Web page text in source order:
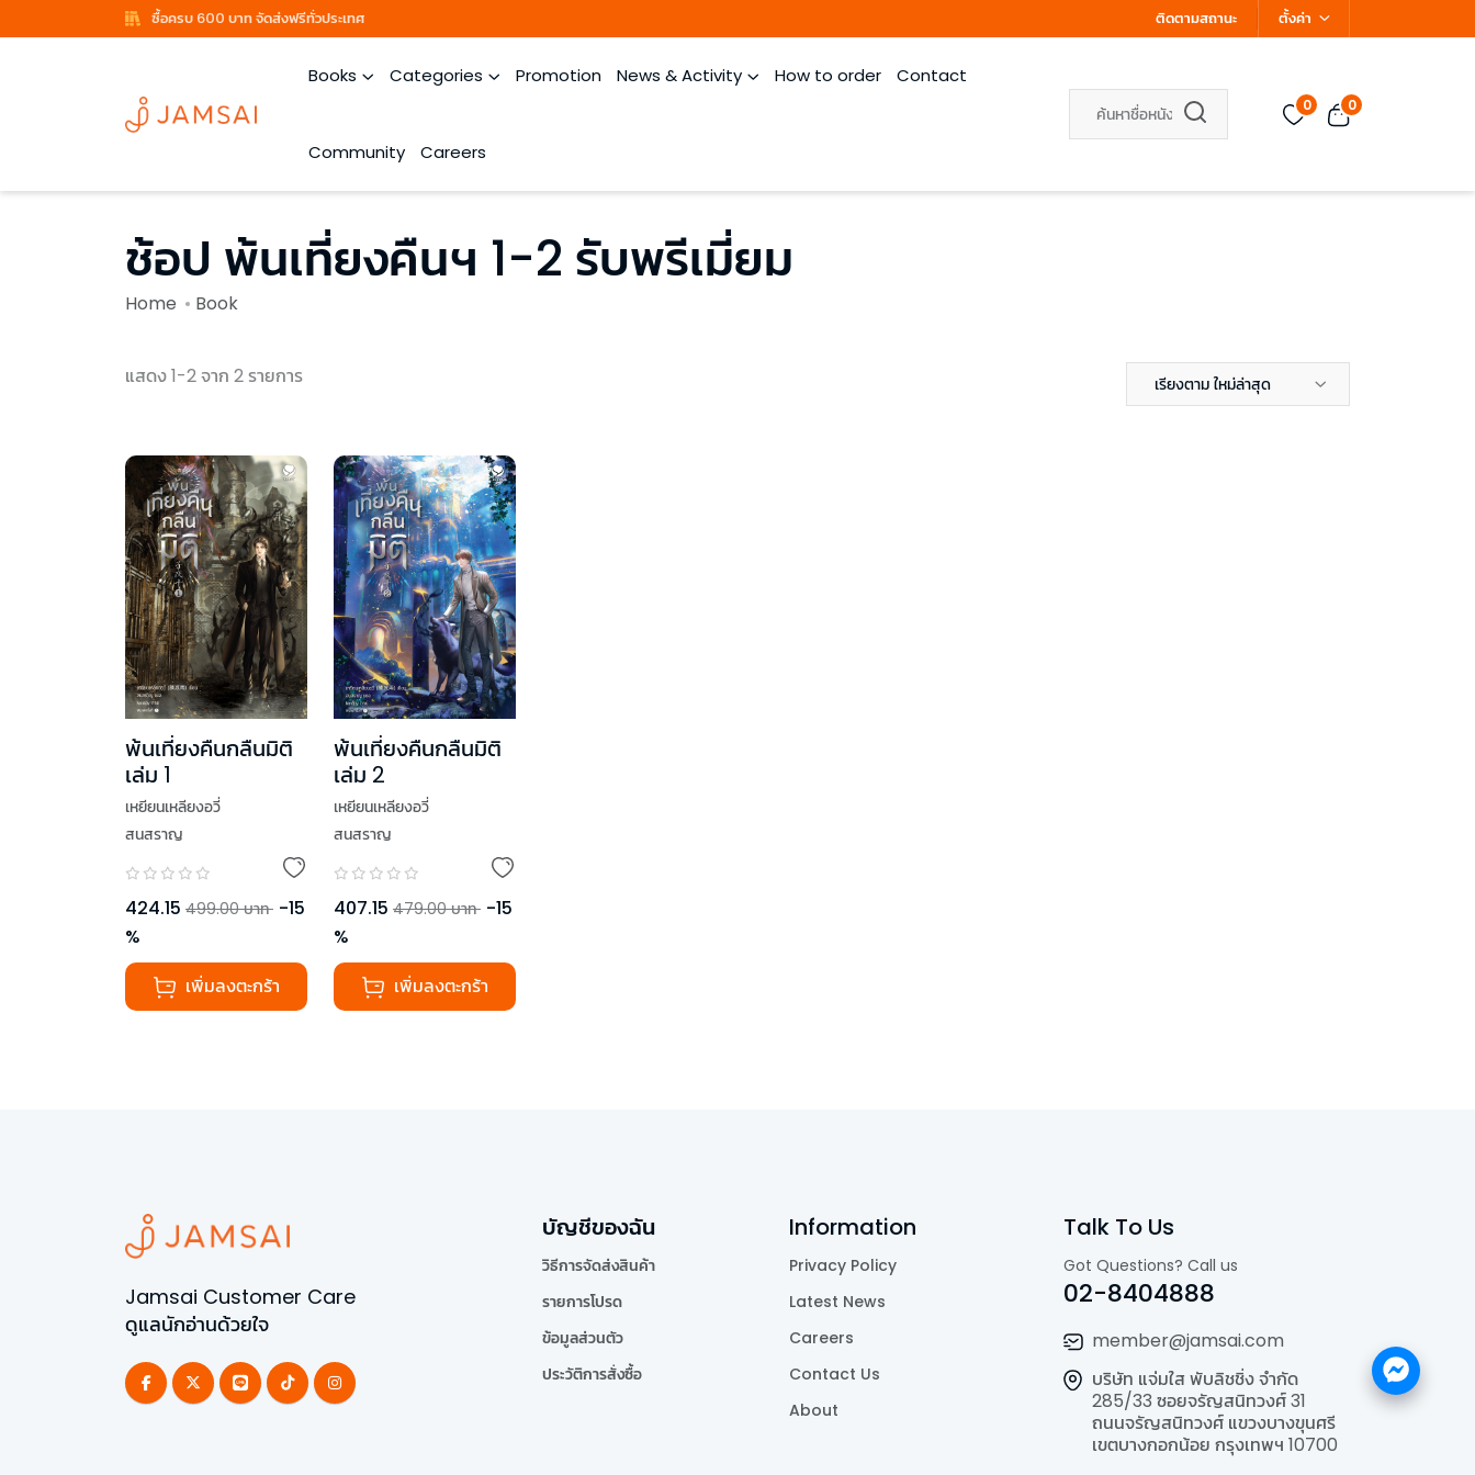
ซื้อครบ 600 บาท จัดส่งฟรีทั่วประเทศ ติดตามสถานะ ตั้งค่า
Books Categories Promotion News & Activity How to order Contact
Community Careers
0 0
ช้อป พ้นเที่ยงคืนฯ 1-2 รับพรีเมี่ยม
Home Book
แสดง 1-2 จาก 2 รายการ เรียงตาม ใหม่ล่าสุด
พ้นเที่ยงคืนกลืนมิติ
เล่ม 1
เหยียนเหลียงอวี่
สนสราญ
424.15 499.00 บาท -15
%
เพิ่มลงตะกร้า
พ้นเที่ยงคืนกลืนมิติ
เล่ม 2
เหยียนเหลียงอวี่
สนสราญ
407.15 479.00 บาท -15
%
เพิ่มลงตะกร้า
Jamsai Customer Care
ดูแลนักอ่านด้วยใจ
บัญชีของฉัน
วิธีการจัดส่งสินค้า
รายการโปรด
ข้อมูลส่วนตัว
ประวัติการสั่งซื้อ
Information
Privacy Policy
Latest News
Careers
Contact Us
About
Talk To Us
Got Questions? Call us
02-8404888
member@jamsai.com
บริษัท แจ่มใส พับลิชชิ่ง จำกัด
285/33 ซอยจรัญสนิทวงศ์ 31
ถนนจรัญสนิทวงศ์ แขวงบางขุนศรี
เขตบางกอกน้อย กรุงเทพฯ 10700